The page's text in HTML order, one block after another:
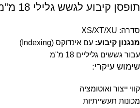
תופסן קיבוע לגשש גלילי 18 מ"מ
סדרה: XS/XT/XU
מנגנון קיבוע: עם אינדוקס (Indexing)
עבור גששים גליליים 18 מ"מ
שימוש עיקרי:
קווי ייצור ואוטומציה
מכונות תעשייתיות